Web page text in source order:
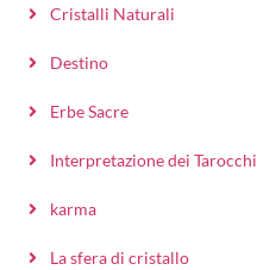
Cristalli Naturali
Destino
Erbe Sacre
Interpretazione dei Tarocchi
karma
La sfera di cristallo